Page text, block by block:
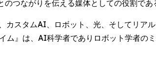
つながりを伝える媒体としての役割であ
カスタムAI、ロボット、光、そしてリア
ム』は、AI科学者でありロボット学者